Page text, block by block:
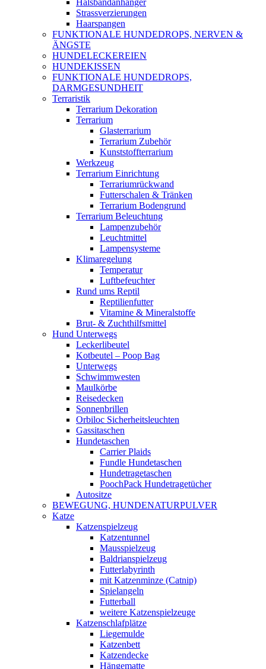
Halsbandanhänger
Strassverzierungen
Haarspangen
FUNKTIONALE HUNDEDROPS, NERVEN &
ÄNGSTE
HUNDELECKEREIEN
HUNDEKISSEN
FUNKTIONALE HUNDEDROPS,
DARMGESUNDHEIT
Terraristik
Terrarium Dekoration
Terrarium
Glasterrarium
Terrarium Zubehör
Kunststoffterrarium
Werkzeug
Terrarium Einrichtung
Terrariumrückwand
Futterschalen & Tränken
Terrarium Bodengrund
Terrarium Beleuchtung
Lampenzubehör
Leuchtmittel
Lampensysteme
Klimaregelung
Temperatur
Luftbefeuchter
Rund ums Reptil
Reptilienfutter
Vitamine & Mineralstoffe
Brut- & Zuchthilfsmittel
Hund Unterwegs
Leckerlibeutel
Kotbeutel – Poop Bag
Unterwegs
Schwimmwesten
Maulkörbe
Reisedecken
Sonnenbrillen
Orbiloc Sicherheitsleuchten
Gassitaschen
Hundetaschen
Carrier Plaids
Fundle Hundetaschen
Hundetragetaschen
PoochPack Hundetragetücher
Autositze
BEWEGUNG, HUNDENATURPULVER
Katze
Katzenspielzeug
Katzentunnel
Mausspielzeug
Baldrianspielzeug
Futterlabyrinth
mit Katzenminze (Catnip)
Spielangeln
Futterball
weitere Katzenspielzeuge
Katzenschlafplätze
Liegemulde
Katzenbett
Katzendecke
Hängematte